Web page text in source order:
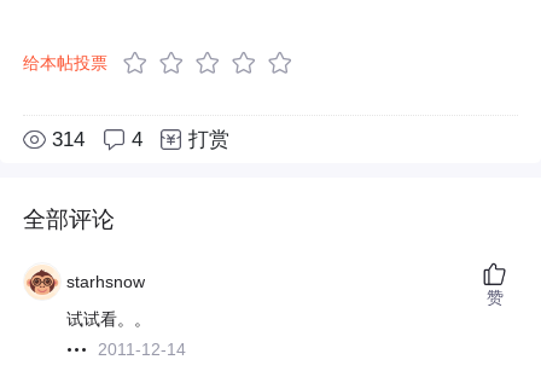
给本帖投票
314 4 打赏
全部评论
starhsnow
试试看。。
2011-12-14
赞